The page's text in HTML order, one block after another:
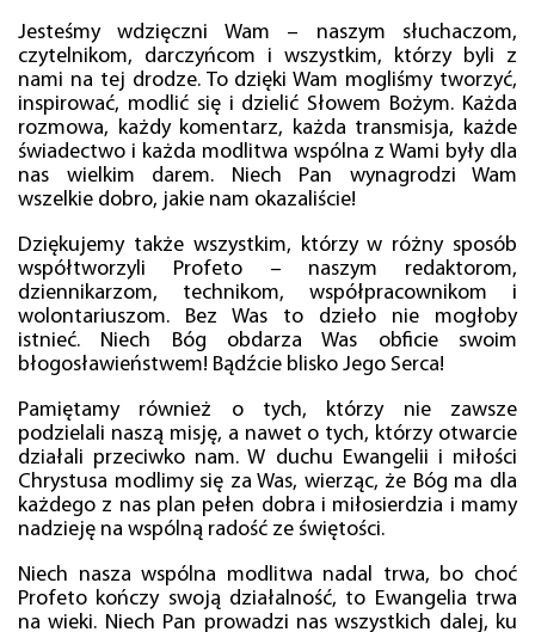
Jesteśmy wdzięczni Wam – naszym słuchaczom,
czytelnikom, darczyńcom i wszystkim, którzy byli z
nami na tej drodze. To dzięki Wam mogliśmy tworzyć,
inspirować, modlić się i dzielić Słowem Bożym. Każda
rozmowa, każdy komentarz, każda transmisja, każde
świadectwo i każda modlitwa wspólna z Wami były dla
nas wielkim darem. Niech Pan wynagrodzi Wam
wszelkie dobro, jakie nam okazaliście!
Dziękujemy także wszystkim, którzy w różny sposób
współtworzyli Profeto – naszym redaktorom,
dziennikarzom, technikom, współpracownikom i
wolontariuszom. Bez Was to dzieło nie mogłoby
istnieć. Niech Bóg obdarza Was obficie swoim
błogosławieństwem! Bądźcie blisko Jego Serca!
Pamiętamy również o tych, którzy nie zawsze
podzielali naszą misję, a nawet o tych, którzy otwarcie
działali przeciwko nam. W duchu Ewangelii i miłości
Chrystusa modlimy się za Was, wierząc, że Bóg ma dla
każdego z nas plan pełen dobra i miłosierdzia i mamy
nadzieję na wspólną radość ze świętości.
Niech nasza wspólna modlitwa nadal trwa, bo choć
Profeto kończy swoją działalność, to Ewangelia trwa
na wieki. Niech Pan prowadzi nas wszystkich dalej, ku